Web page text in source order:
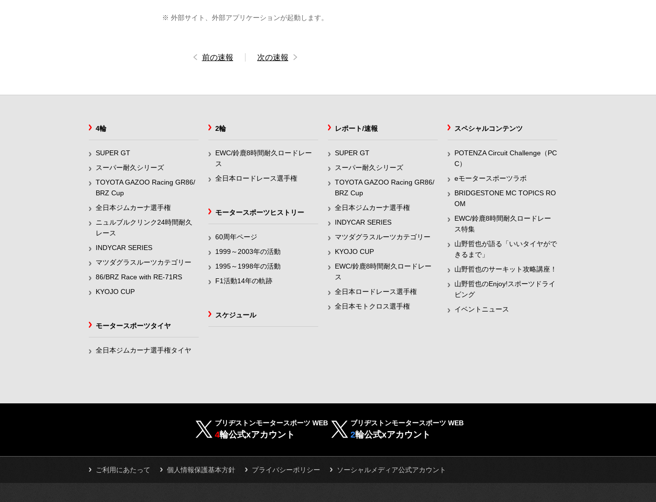
※ 外部サイト、外部アプリケーションが起動します。
前の速報 次の速報
4輪
SUPER GT
スーパー耐久シリーズ
TOYOTA GAZOO Racing GR86/
BRZ Cup
全日本ジムカーナ選手権
ニュルブルクリンク24時間耐久
レース
INDYCAR SERIES
マツダグラスルーツカテゴリー
86/BRZ Race with RE-71RS
KYOJO CUP
2輪
EWC/鈴鹿8時間耐久ロードレー
ス
全日本ロードレース選手権
レポート/速報
SUPER GT
スーパー耐久シリーズ
TOYOTA GAZOO Racing GR86/
BRZ Cup
全日本ジムカーナ選手権
INDYCAR SERIES
マツダグラスルーツカテゴリー
KYOJO CUP
EWC/鈴鹿8時間耐久ロードレー
ス
全日本ロードレース選手権
全日本モトクロス選手権
スペシャルコンテンツ
POTENZA Circuit Challenge（PC
C）
eモータースポーツラボ
BRIDGESTONE MC TOPICS RO
OM
EWC/鈴鹿8時間耐久ロードレー
ス特集
山野哲也が語る「いいタイヤがで
きるまで」
山野哲也のサーキット攻略講座！
山野哲也のEnjoy!スポーツドライ
ビング
イベントニュース
モータースポーツヒストリー
60周年ページ
1999～2003年の活動
1995～1998年の活動
F1活動14年の軌跡
スケジュール
モータースポーツタイヤ
全日本ジムカーナ選手権タイヤ
ブリヂストンモータースポーツ WEB
4輪公式xアカウント
ブリヂストンモータースポーツ WEB
2輪公式xアカウント
ご利用にあたって 個人情報保護基本方針 プライバシーポリシー ソーシャルメディア公式アカウント